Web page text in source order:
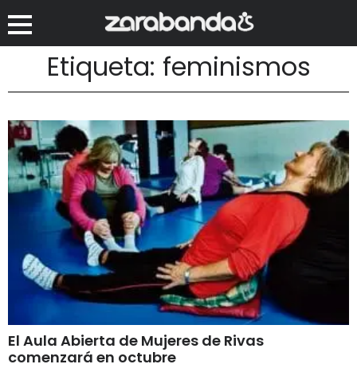
Etiqueta: feminismos
El Aula Abierta de Mujeres de Rivas
comenzará en octubre